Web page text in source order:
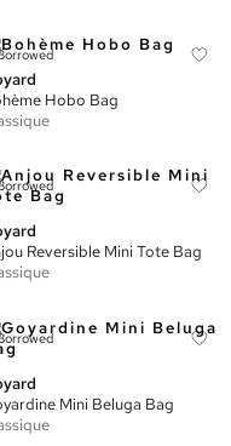
Hobo Bag
Reversible Mini Tote Bag
Mini Beluga Bag